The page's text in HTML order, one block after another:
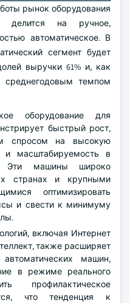
рынок оборудования
делится на ручное,
автоматическое. В
сегмент будет
выручки 61% и, как
среднегодовым темпом
оборудование для
быстрый рост,
спросом на высокую
и масштабируемость в
Эти машины широко
странах и крупными
оптимизировать
и свести к минимуму
включая Интернет
также расширяет
машин,
в режиме реального
профилактическое
что тенденция к